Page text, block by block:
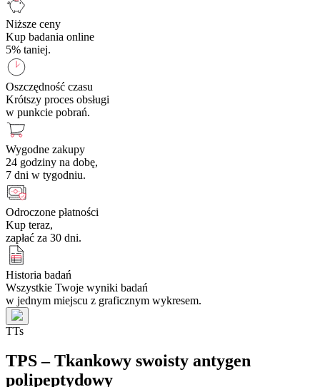
Niższe ceny
Kup badania online
5% taniej.
Oszczędność czasu
Krótszy proces obsługi
w punkcie pobrań.
Wygodne zakupy
24 godziny na dobę,
7 dni w tygodniu.
Odroczone płatności
Kup teraz,
zapłać za 30 dni.
Historia badań
Wszystkie Twoje wyniki badań
w jednym miejscu z graficznym wykresem.
TTs
TPS – Tkankowy swoisty antygen
polipeptydowy